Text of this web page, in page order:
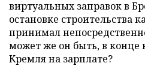
виртуальных заправок в
остановке строительства
принимал
может же он быть, в конце
Кремля на зарплате?